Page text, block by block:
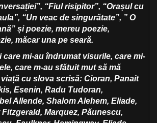
“Fiul risipitor”, “Orașul cu
“Un veac de singurătate”, ” O
și poezie, mereu poezie,
măcar una pe seară.
mi-au îndrumat visurile, care mi-
care m-au sfătuit mut să mă
cu slova scrisă: Cioran, Panait
Esenin, Radu Tudoran,
Allende, Shalom Alehem, Eliade,
Marquez, Păunescu,